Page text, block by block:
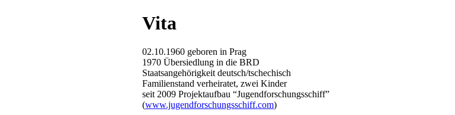
Vita
02.10.1960 geboren in Prag
1970 Übersiedlung in die BRD
Staatsangehörigkeit deutsch/tschechisch
Familienstand verheiratet, zwei Kinder
seit 2009 Projektaufbau “Jugendforschungsschiff”
(www.jugendforschungsschiff.com)